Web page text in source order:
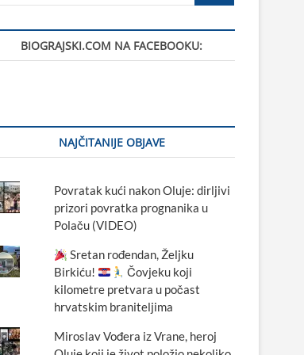
BIOGRAJSKI.COM NA FACEBOOKU:
NAJČITANIJE OBJAVE
Povratak kući nakon Oluje: dirljivi
prizori povratka prognanika u
Polaču (VIDEO)
Sretan rođendan, Željku
Birkiću!
Čovjeku koji
kilometre pretvara u počast
hrvatskim braniteljima
Miroslav Vođera iz Vrane, heroj